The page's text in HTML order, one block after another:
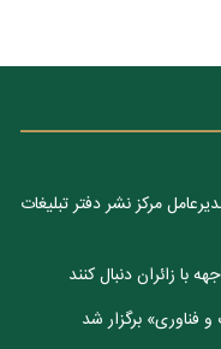
مرکز نشر دفتر تبلیغات
برگزار شد